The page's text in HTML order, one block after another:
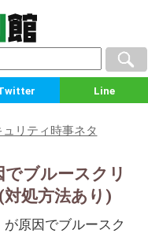
Line
ュリティ時事ネタ
ブルースクリ
処方法あり)
原因でブルースク